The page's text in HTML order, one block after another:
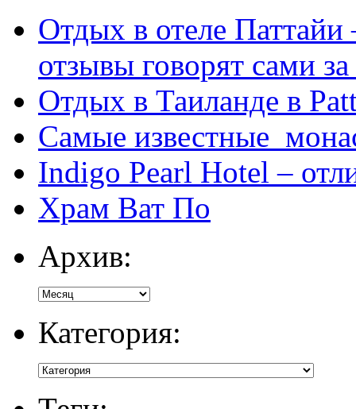
Отдых в отеле
отзывы говорят сами за
Отдых в Таиланде в
Самые известные
Indigo Pearl Hotel –
Храм Ват По
Архив:
Категория: